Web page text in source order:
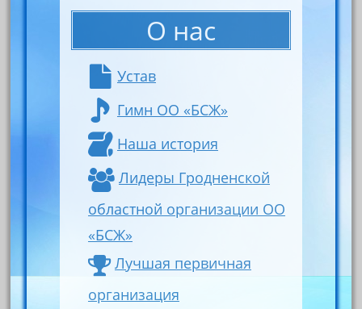
О нас
Устав
Гимн ОО «БСЖ»
Наша история
Лидеры Гродненской
областной организации ОО
«БСЖ»
Лучшая первичная
организация